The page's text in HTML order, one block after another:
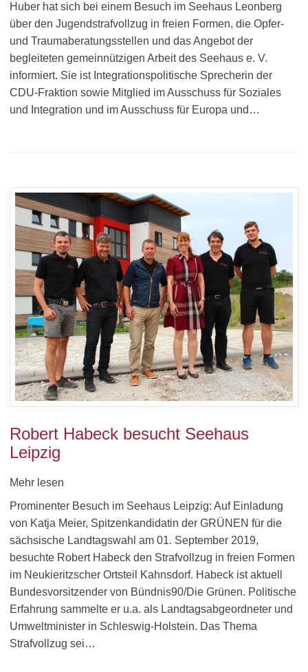
Huber hat sich bei einem Besuch im Seehaus Leonberg
über den Jugendstrafvollzug in freien Formen, die Opfer-
und Traumaberatungsstellen und das Angebot der
begleiteten gemeinnützigen Arbeit des Seehaus e. V.
informiert. Sie ist Integrationspolitische Sprecherin der
CDU-Fraktion sowie Mitglied im Ausschuss für Soziales
und Integration und im Ausschuss für Europa und…
Robert Habeck besucht Seehaus
Leipzig
Mehr lesen
Prominenter Besuch im Seehaus Leipzig: Auf Einladung
von Katja Meier, Spitzenkandidatin der GRÜNEN für die
sächsische Landtagswahl am 01. September 2019,
besuchte Robert Habeck den Strafvollzug in freien Formen
im Neukieritzscher Ortsteil Kahnsdorf. Habeck ist aktuell
Bundesvorsitzender von Bündnis90/Die Grünen. Politische
Erfahrung sammelte er u.a. als Landtagsabgeordneter und
Umweltminister in Schleswig-Holstein. Das Thema
Strafvollzug sei…